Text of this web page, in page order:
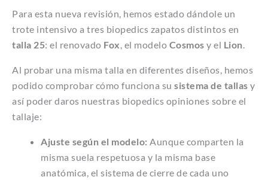
Para esta nueva revisión, hemos estado dándole un
trote intensivo a tres biopedics zapatos distintos en
talla 25: el renovado Fox, el modelo Cosmos y el Lion.
Al probar una misma talla en diferentes diseños, hemos
podido comprobar cómo funciona su sistema de tallas y
así poder daros nuestras biopedics opiniones sobre el
tallaje:
Ajuste según el modelo: Aunque comparten la
misma suela respetuosa y la misma base
anatómica, el sistema de cierre de cada uno